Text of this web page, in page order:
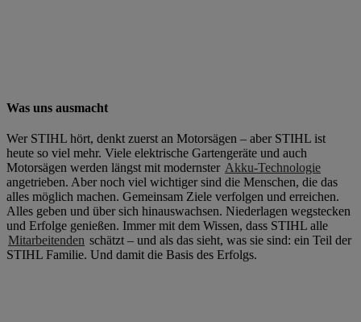
Was uns ausmacht
Wer STIHL hört, denkt zuerst an Motorsägen – aber STIHL ist
heute so viel mehr. Viele elektrische Gartengeräte und auch
Motorsägen werden längst mit modernster Akku-Technologie
angetrieben. Aber noch viel wichtiger sind die Menschen, die das
alles möglich machen. Gemeinsam Ziele verfolgen und erreichen.
Alles geben und über sich hinauswachsen. Niederlagen wegstecken
und Erfolge genießen. Immer mit dem Wissen, dass STIHL alle
Mitarbeitenden schätzt – und als das sieht, was sie sind: ein Teil der
STIHL Familie. Und damit die Basis des Erfolgs.